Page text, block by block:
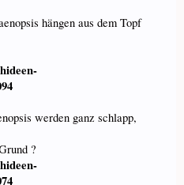
hängen aus dem Topf
werden ganz schlapp,
?